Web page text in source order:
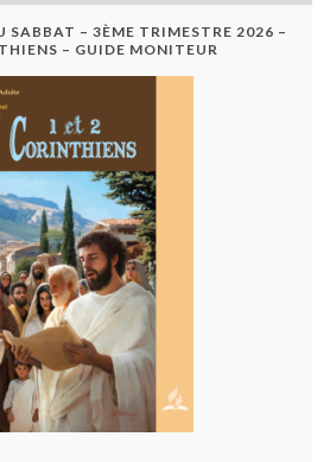
SABBAT – 3ÈME TRIMESTRE 2026 –
– GUIDE MONITEUR